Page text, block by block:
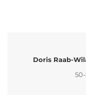
Doris Raab-